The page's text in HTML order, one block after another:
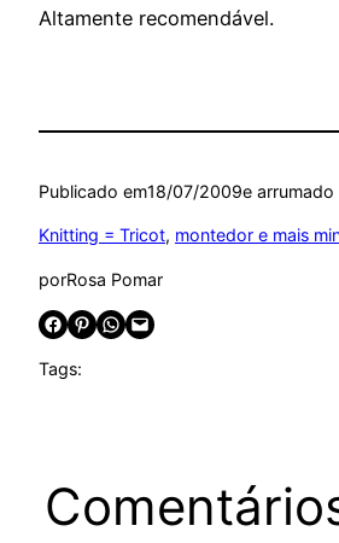
Altamente recomendável.
Publicado em18/07/2009e arrumado
Knitting = Tricot, montedor e mais
porRosa Pomar
Share on Facebook Share on Pinterest Share on WhatsApp Email this Page
Tags: